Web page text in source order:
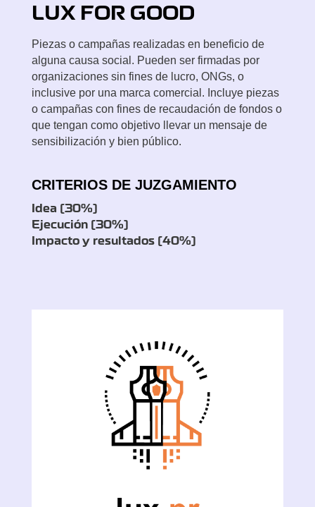
LUX FOR GOOD
Piezas o campañas realizadas en beneficio de
alguna causa social. Pueden ser firmadas por
organizaciones sin fines de lucro, ONGs, o
inclusive por una marca comercial. Incluye piezas
o campañas con fines de recaudación de fondos o
que tengan como objetivo llevar un mensaje de
sensibilización y bien público.
CRITERIOS DE JUZGAMIENTO
Idea (30%)
Ejecución (30%)
Impacto y resultados (40%)